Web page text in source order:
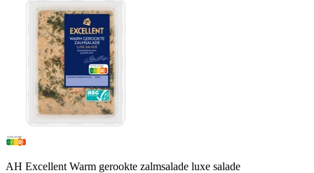
AH Excellent Warm gerookte zalmsalade luxe salade